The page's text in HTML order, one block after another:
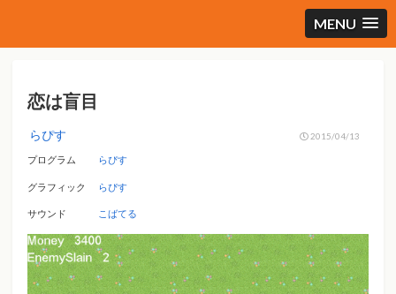
MENU
恋は盲目
らぴす 2015/04/13
プログラム らぴす
グラフィック らぴす
サウンド こばてる